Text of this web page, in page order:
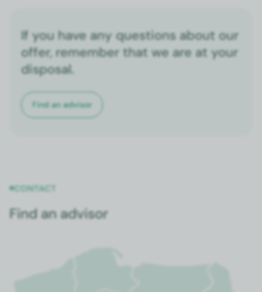
If you have any questions about our
offer, remember that we are at your
disposal.
Find an advi­sor
CON­TACT
Find an advisor